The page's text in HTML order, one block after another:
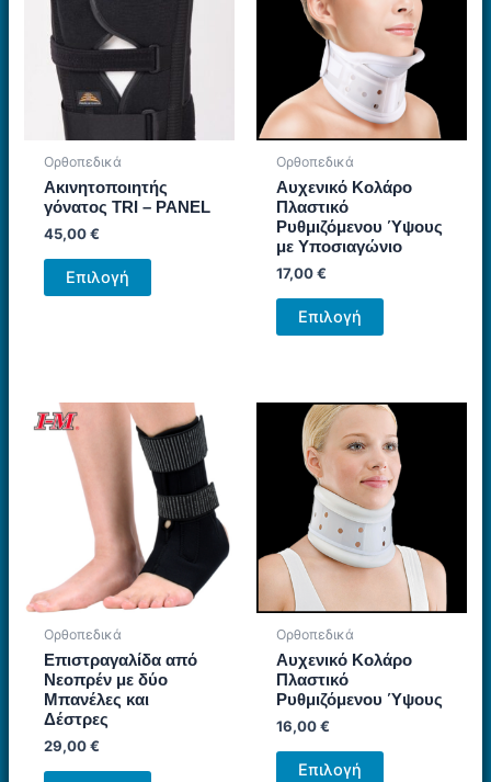
Ορθοπεδικά
Ακινητοποιητής
γόνατος TRI – PAΝEL
45,00€
Επιλογή
Αυτό
το
επιλογές
μπορούν
να
επιλεγούν
στη
σελίδα
του
Ορθοπεδικά
Αυχενικό Κολάρο
Πλαστικό
Ρυθμιζόμενου Ύψους
με Υποσιαγώνιο
17,00€
Επιλογή
Αυτό
το
πολλαπλές
παραλλαγές.
Οι
επιλογές
μπορούν
να
επιλεγούν
στη
σελίδα
προϊόντος
Ορθοπεδικά
Επιστραγαλίδα από
Νεοπρέν με δύο
Μπανέλες και
Δέστρες
29,00€
Αυτό
Ορθοπεδικά
Αυχενικό Κολάρο
Πλαστικό
Ρυθμιζόμενου Ύψους
16,00€
Επιλογή
Αυτό